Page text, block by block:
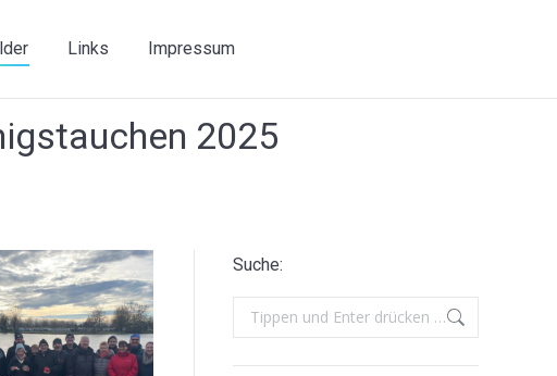
Links Impressum
2025
Suche:
Search: